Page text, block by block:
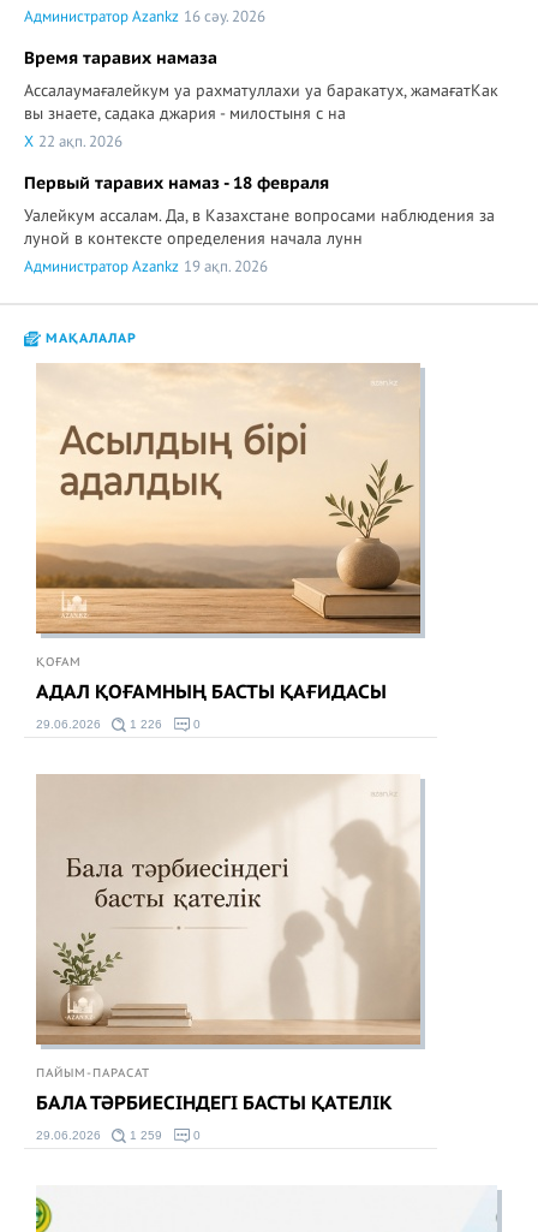
Администратор Azankz 16 сәу. 2026
Время таравих намаза
Ассалаумағалейкум уа рахматуллахи уа баракатух, жамағатКак
вы знаете, садака джария - милостыня с на
X 22 ақп. 2026
Первый таравих намаз - 18 февраля
Уалейкум ассалам. Да, в Казахстане вопросами наблюдения за
луной в контексте определения начала лунн
Администратор Azankz 19 ақп. 2026
МАҚАЛАЛАР
ҚОҒАМ
АДАЛ ҚОҒАМНЫҢ БАСТЫ ҚАҒИДАСЫ
29.06.2026 1 226 0
ПАЙЫМ-ПАРАСАТ
БАЛА ТӘРБИЕСІНДЕГІ БАСТЫ ҚАТЕЛІК
29.06.2026 1 259 0